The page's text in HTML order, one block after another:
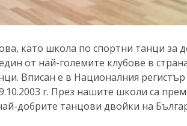
като школа по спортни танци за
от най-големите клубове в
Вписан е в Националния
г. През нашите школи са
добрите танцови двойки на